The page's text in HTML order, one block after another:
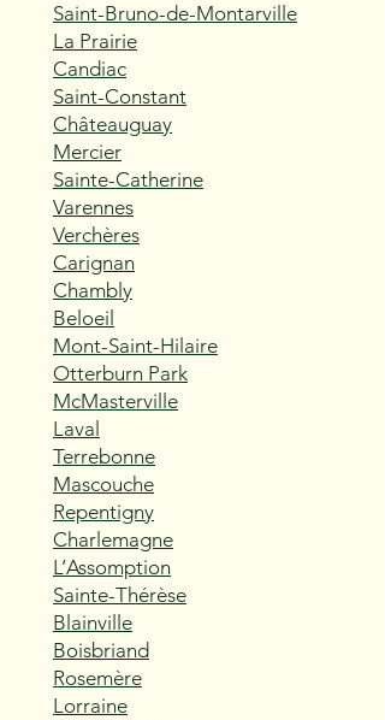
Saint-Bruno-de-Montarville
La Prairie
Candiac
Saint-Constant
Châteauguay
Mercier
Sainte-Catherine
Varennes
Verchères
Carignan
Chambly
Beloeil
Mont-Saint-Hilaire
Otterburn Park
McMasterville
Laval
Terrebonne
Mascouche
Repentigny
Charlemagne
L’Assomption
Sainte-Thérèse
Blainville
Boisbriand
Rosemère
Lorraine